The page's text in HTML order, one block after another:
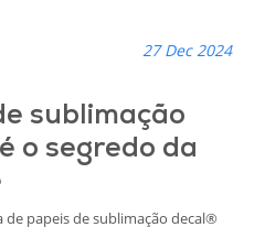
27 Dec 2024
sublimação
o segredo da
de papeis de sublimação decal®